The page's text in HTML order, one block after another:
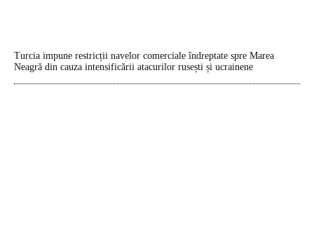
Turcia impune restricții navelor comerciale îndreptate spre Marea
Neagră din cauza intensificării atacurilor rusești și ucrainene